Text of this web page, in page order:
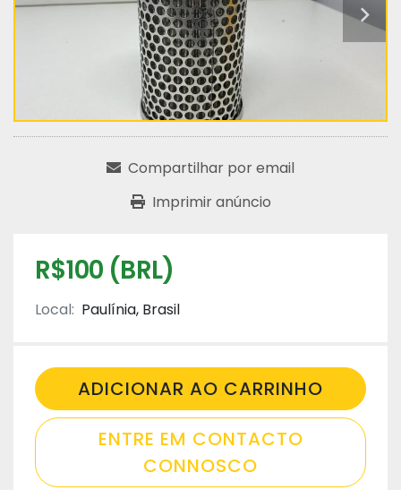
Compartilhar por email
Imprimir anúncio
R$100 (BRL)
Local: Paulínia, Brasil
ADICIONAR AO CARRINHO
ENTRE EM CONTACTO
CONNOSCO